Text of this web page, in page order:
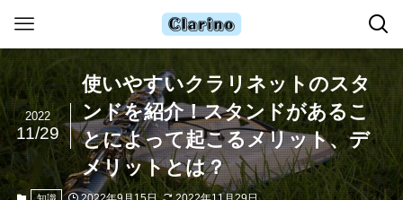
使いやすいクラリネットのスタ
ンドを紹介！スタンドがあるこ
とによって起こるメリット、デ
メリットとは？
2022
11/29